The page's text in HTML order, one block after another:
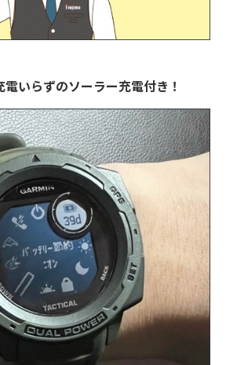
いらずのソーラー充電付き！